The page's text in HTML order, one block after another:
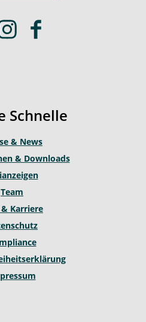
n
F
o
o
k
Schnelle
& News
& Downloads
Team
& Karriere